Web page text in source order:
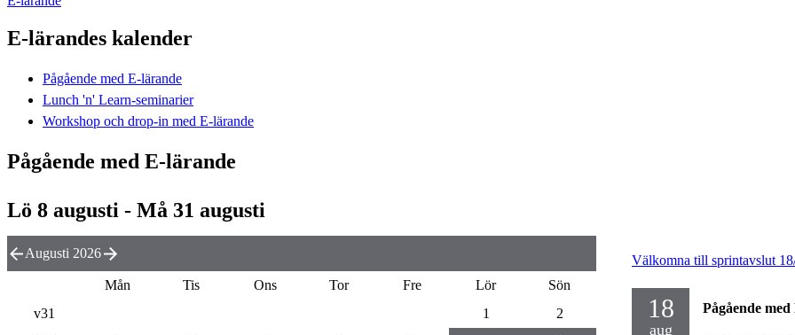
E-lärandes kalender
Pågående med E-lärande
Lunch 'n' Learn-seminarier
Workshop och drop-in med E-lärande
Pågående med E-lärande
Lö 8 augusti - Må 31 augusti
Välkomna till sprintavslut
18
aug
Pågående
Augusti 2026
Mån Tis Ons Tor Fre Lör
Sön
v31
1
2